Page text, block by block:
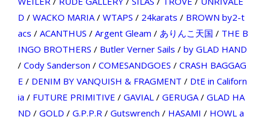
D / WACKO MARIA/ WTAPS / 24karats / BROWN by2-t
acs / ACANTHUS / Argent Gleam / ありんこ天国 / THE B
INGO BROTHERS / Butler Verner Sails / by GLAD HAND
/ Cody Sanderson / COMESANDGOES / CRASH BAGGAG
E / DENIM BY VANQUISH & FRAGMENT / DtE in Californ
ia / FUTURE PRIMITIVE / GAVIAL/ GERUGA/ GLAD HA
ND / GOLD / G.P.P.R/ Gutswrench / HASAMI / HOWL a